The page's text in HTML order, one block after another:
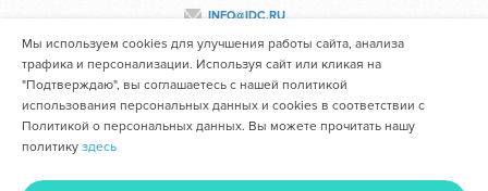
INFO@IDC.RU
Все персональные данные сотрудников размещены с их
согласия
Областное государственное автономное учреждение
здравоохранения "Иркутский областной клинический
Мы используем cookies для улучшения работы сайта, анализа
трафика и персонализации. Используя сайт или кликая на
"Подтверждаю", вы соглашаетесь с нашей политикой
использования персональных данных и cookies в соответствии с
Политикой о персональных данных. Вы можете прочитать нашу
политику здесь